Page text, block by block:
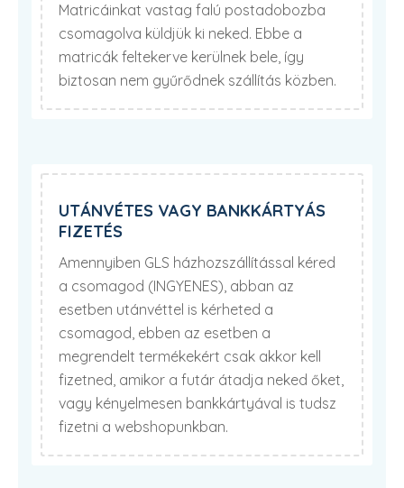
Matricáinkat vastag falú postadobozba
csomagolva küldjük ki neked. Ebbe a
matricák feltekerve kerülnek bele, így
biztosan nem gyűrődnek szállítás közben.
UTÁNVÉTES VAGY BANKKÁRTYÁS
FIZETÉS
Amennyiben GLS házhozszállítással kéred
a csomagod (INGYENES), abban az
esetben utánvéttel is kérheted a
csomagod, ebben az esetben a
megrendelt termékekért csak akkor kell
fizetned, amikor a futár átadja neked őket,
vagy kényelmesen bankkártyával is tudsz
fizetni a webshopunkban.